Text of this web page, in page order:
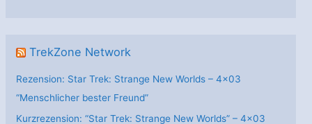
TrekZone Network
Rezension: Star Trek: Strange New Worlds – 4×03
“Menschlicher bester Freund”
Kurzrezension: “Star Trek: Strange New Worlds” – 4×03